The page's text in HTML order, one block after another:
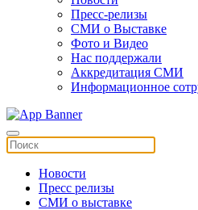
Пресс-релизы
СМИ о Выставке
Фото и Видео
Нас поддержали
Аккредитация СМИ
Информационное
Новости
Пресс релизы
СМИ о выставке